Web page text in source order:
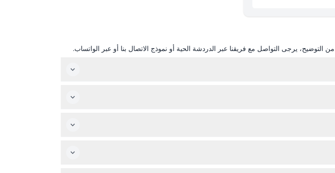
يرجى التواصل مع فريقنا عبر الدردشة الحية أو نموذج الاتصال بنا أو عبر الواتساب.